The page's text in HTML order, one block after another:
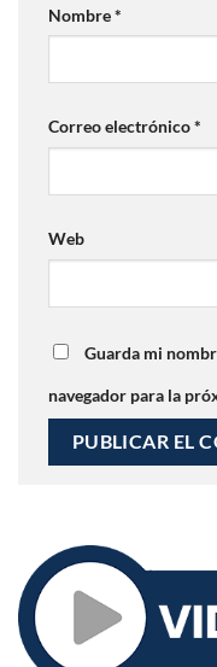
Nombre*
Correo electrónico*
Web
Guarda mi
navegador para la